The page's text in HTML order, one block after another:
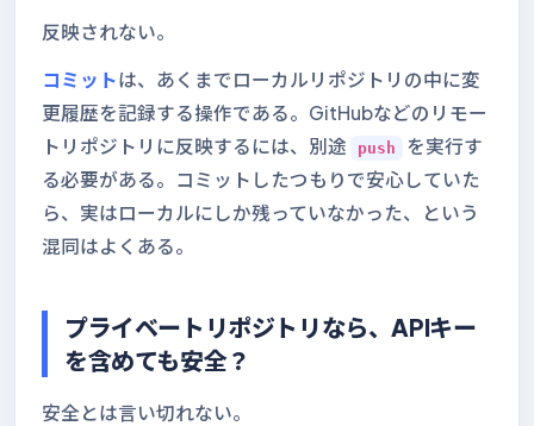
反映されない。
コミットは、あくまでローカルリポジトリの中に変
更履歴を記録する操作である。GitHubなどのリモー
トリポジトリに反映するには、別途
push
を実行す
る必要がある。コミットしたつもりで安心していた
ら、実はローカルにしか残っていなかった、という
混同はよくある。
プライベートリポジトリなら、APIキー
を含めても安全？
安全とは言い切れない。